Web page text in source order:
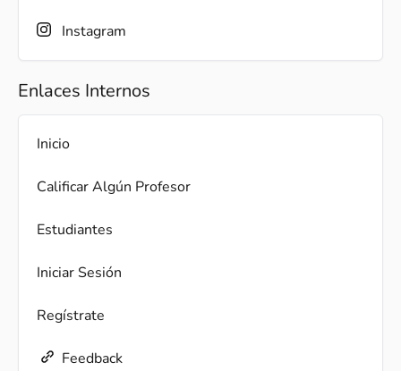
Instagram
Enlaces Internos
Inicio
Calificar Algún Profesor
Estudiantes
Iniciar Sesión
Regístrate
Feedback